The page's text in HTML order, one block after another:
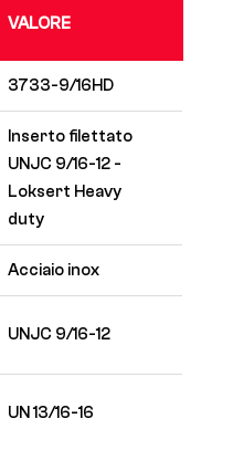
VALORE
3733-9/16HD
Inserto filettato
UNJC 9/16-12 -
Loksert Heavy
duty
Acciaio inox
UNJC 9/16-12
UN 13/16-16